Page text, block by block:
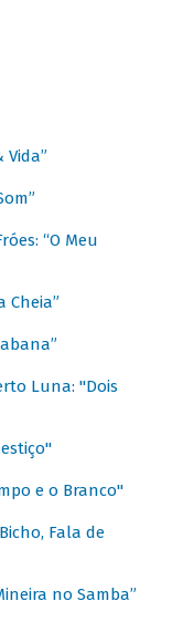
Vida”
“O Meu
Cheia”
Luna: "Dois
e o Branco"
Fala de
no Samba”